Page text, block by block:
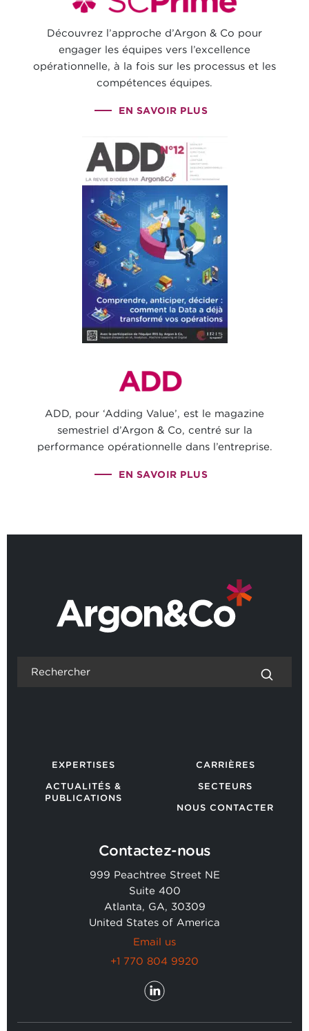
Découvrez l’approche d’Argon & Co pour
engager les équipes vers l’excellence
opérationnelle, à la fois sur les processus et les
compétences équipes.
EN SAVOIR PLUS
ADD, pour ‘Adding Value’, est le magazine
semestriel d’Argon & Co, centré sur la
performance opérationnelle dans l’entreprise.
EN SAVOIR PLUS
EXPERTISES
ACTUALITÉS &
PUBLICATIONS
CARRIÈRES
SECTEURS
NOUS CONTACTER
Contactez-nous
999 Peachtree Street NE
Suite 400
Atlanta, GA, 30309
United States of America
Email us
+1 770 804 9920